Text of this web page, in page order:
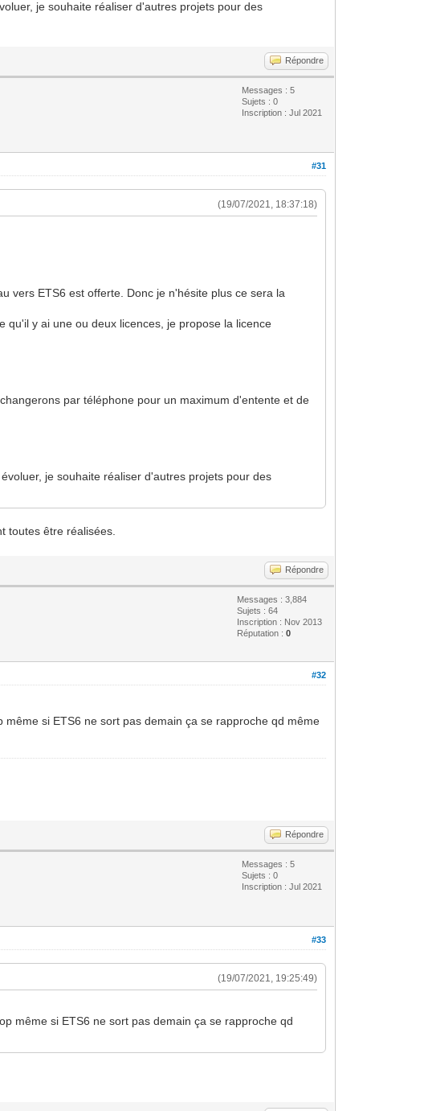
je souhaite réaliser d'autres projets pour des
Répondre
Messages : 5
Sujets : 0
Inscription : Jul 2021
#31
(19/07/2021, 18:37:18)
vers ETS6 est offerte. Donc je n'hésite plus ce sera la
qu'il y ai une ou deux licences, je propose la licence
par téléphone pour un maximum d'entente et de
je souhaite réaliser d'autres projets pour des
toutes être réalisées.
Répondre
Messages : 3,884
Sujets : 64
Inscription : Nov 2013
Réputation :0
#32
si ETS6 ne sort pas demain ça se rapproche qd même
Répondre
Messages : 5
Sujets : 0
Inscription : Jul 2021
#33
(19/07/2021, 19:25:49)
même si ETS6 ne sort pas demain ça se rapproche qd